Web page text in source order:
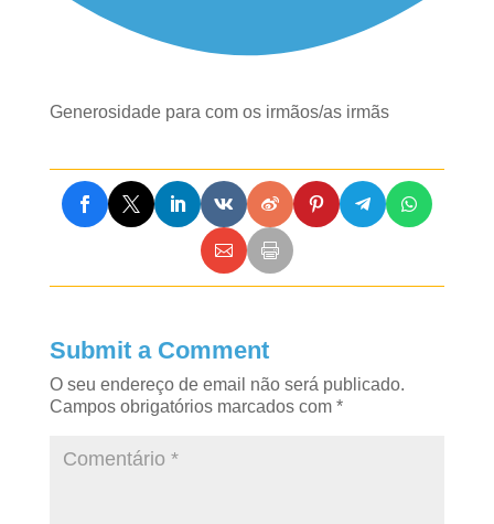
Generosidade para com os irmãos/as irmãs
Submit a Comment
O seu endereço de email não será publicado.
Campos obrigatórios marcados com *